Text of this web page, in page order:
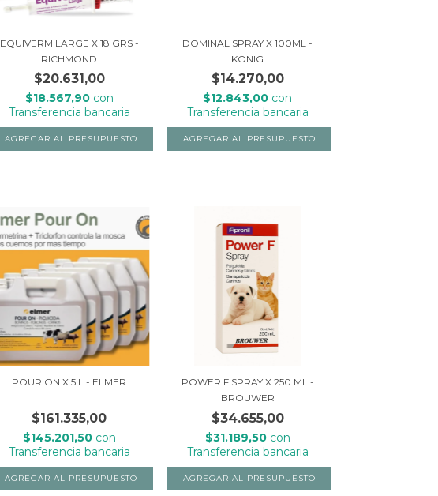
EQUIVERM LARGE X 18 GRS -
RICHMOND
$20.631,00
$18.567,90 con
Transferencia bancaria
DOMINAL SPRAY X 100ML -
KONIG
$14.270,00
$12.843,00 con
Transferencia bancaria
POUR ON X 5 L - ELMER
$161.335,00
$145.201,50 con
Transferencia bancaria
POWER F SPRAY X 250 ML -
BROUWER
$34.655,00
$31.189,50 con
Transferencia bancaria